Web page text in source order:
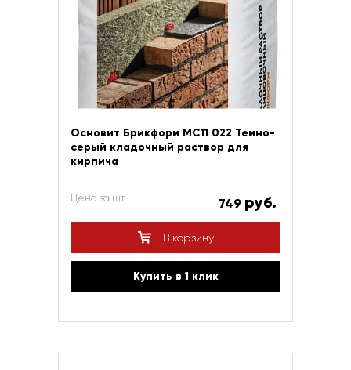
Основит Брикформ МС11 022 Темно-
серый кладочный раствор для
кирпича
Цена за шт 749 руб.
В корзину
Купить в 1 клик